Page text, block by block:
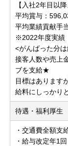
【入社2年目以
平均賞与：
平均業績貢献手
※2022年度実績
<がんばった分
接客人数や売上
ブを支給★
目標はあります
給料にしっかり
待遇・福利厚生
・交通費全額支
・給与改定年1回